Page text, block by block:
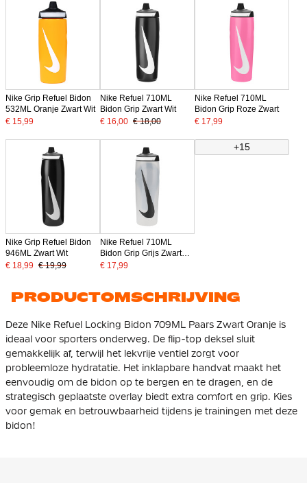
Nike Grip Refuel Bidon
532ML Oranje Zwart Wit
€ 15,99
Nike Refuel 710ML
Bidon Grip Zwart Wit
€ 16,00 € 18,00
Nike Refuel 710ML
Bidon Grip Roze Zwart
€ 17,99
Nike Grip Refuel Bidon
946ML Zwart Wit
€ 18,99 € 19,99
Nike Refuel 710ML
Bidon Grip Grijs Zwart
Wit
€ 17,99
+15
PRODUCTOMSCHRIJVING
Deze Nike Refuel Locking Bidon 709ML Paars Zwart Oranje is
ideaal voor sporters onderweg. De flip-top deksel sluit
gemakkelijk af, terwijl het lekvrije ventiel zorgt voor
probleemloze hydratatie. Het inklapbare handvat maakt het
eenvoudig om de bidon op te bergen en te dragen, en de
strategisch geplaatste overlay biedt extra comfort en grip. Kies
voor gemak en betrouwbaarheid tijdens je trainingen met deze
bidon!